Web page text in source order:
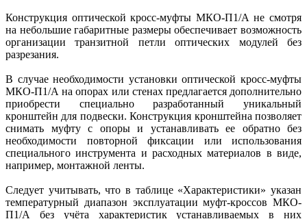
Конструкция оптической кросс-муфты МКО-П1/А не смотря
на небольшие габаритные размеры обеспечивает возможность
организации транзитной петли оптических модулей без
разрезания.
В случае необходимости установки оптической кросс-муфты
МКО-П1/А на опорах или стенах предлагается дополнительно
приобрести специально разработанный уникальный
кронштейн для подвески. Конструкция кронштейна позволяет
снимать муфту с опоры и устанавливать ее обратно без
необходимости повторной фиксации или использования
специального инструмента и расходных материалов в виде,
например, монтажной ленты.
Следует учитывать, что в таблице «Характеристики» указан
температурный диапазон эксплуатации муфт-кроссов МКО-
П1/А без учёта характеристик устанавливаемых в них